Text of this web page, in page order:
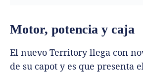
Motor, potencia y caja
El nuevo Territory llega con
de su capot y es que presenta